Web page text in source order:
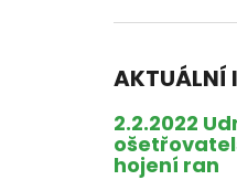
AKTUÁLNÍ
2.2.2022
hojení ran